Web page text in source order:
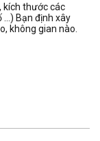
kích thước các
…) Bạn định xây
không gian nào.